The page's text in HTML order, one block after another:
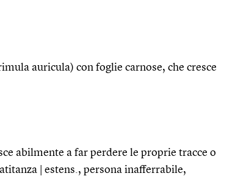
auricula) con foglie carnose, che cresce
abilmente a far perdere le proprie tracce o
| estens., persona inafferrabile,